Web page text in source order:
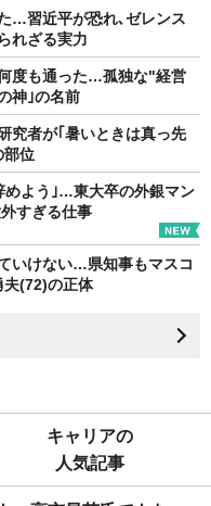
…習近平が恐れ､ゼレンス
れざる実力
度も通った…孤独な"経営
神｣の名前
究者が｢暑いときは真っ先
部位
めよう｣…東大卒の外銀マン
すぎる仕事
いけない…県知事もマスコ
夫(72)の正体
キャリアの
人気記事